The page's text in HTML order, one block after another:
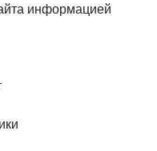
информацией